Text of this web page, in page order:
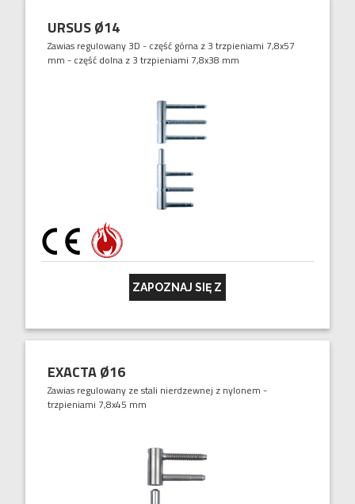
URSUS Ø14
Zawias regulowany 3D - część górna z 3 trzpieniami 7,8x57
mm - część dolna z 3 trzpieniami 7,8x38 mm
ZAPOZNAJ SIĘ Z
EXACTA Ø16
Zawias regulowany ze stali nierdzewnej z nylonem -
trzpieniami 7,8x45 mm